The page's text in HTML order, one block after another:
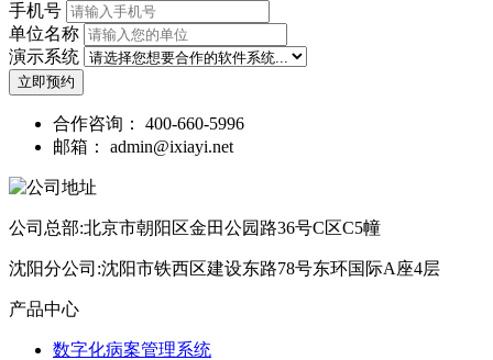
手机号
单位名称
演示系统
立即预约
合作咨询： 400-660-5996
邮箱： admin@ixiayi.net
公司总部:北京市朝阳区金田公园路36号C区C5幢
沈阳分公司:沈阳市铁西区建设东路78号东环国际A座4层
产品中心
数字化病案管理系统